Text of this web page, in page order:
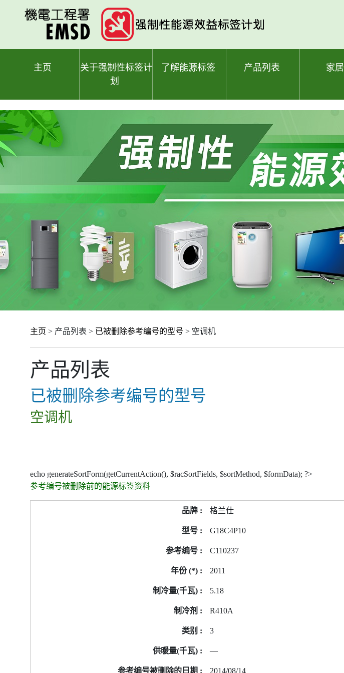
主页
关于强制性标签计
划
了解能源标签 产品列表 家居
主页 > 产品列表 > 已被删除参考编号的型号 > 空调机
产品列表
已被删除参考编号的型号
空调机
echo generateSortForm(getCurrentAction(), $racSortFields, $sortMethod, $formData); ?>
参考编号被删除前的能源标签资料
格兰仕
G18C4P10
C110237
2011
5.18
R410A
3
—
2014/08/14